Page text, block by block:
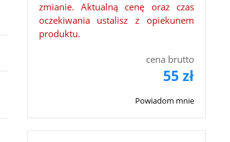
zmianie. Aktualną cenę oraz czas
oczekiwania ustalisz z opiekunem
produktu.
cena brutto
55 zł
Powiadom mnie